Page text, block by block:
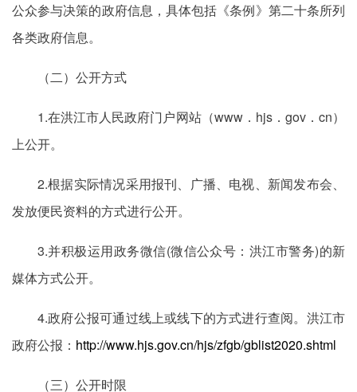
公众参与决策的政府信息，具体包括《条例》第二十条所列
各类政府信息。
（二）公开方式
1.在洪江市人民政府门户网站（www．hjs．gov．cn）
上公开。
2.根据实际情况采用报刊、广播、电视、新闻发布会、
发放便民资料的方式进行公开。
3.并积极运用政务微信(微信公众号：洪江市警务)的新
媒体方式公开。
4.政府公报可通过线上或线下的方式进行查阅。洪江市
政府公报： http://www.hjs.gov.cn/hjs/zfgb/gblist2020.shtml
（三）公开时限